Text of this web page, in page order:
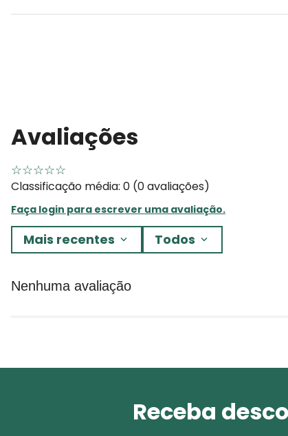
Avaliações
☆☆☆☆☆
Classificação média: 0 (0 avaliações)
Faça login para escrever uma avaliação.
Mais recentes Todos
Nenhuma avaliação
Receba